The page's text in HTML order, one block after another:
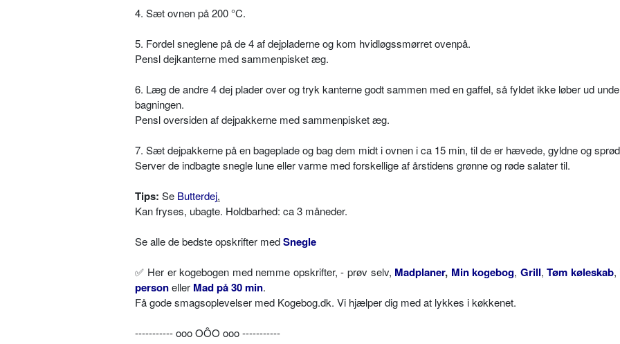
4. Sæt ovnen på 200 °C.
5. Fordel sneglene på de 4 af dejpladerne og kom hvidløgssmørret ovenpå.
Pensl dejkanterne med sammenpisket æg.
6. Læg de andre 4 dej plader over og tryk kanterne godt sammen med en gaffel, så fyldet ikke løber ud
bagningen.
Pensl oversiden af dejpakkerne med sammenpisket æg.
7. Sæt dejpakkerne på en bageplade og bag dem midt i ovnen i ca 15 min, til de er hævede, gyldne og
Server de indbagte snegle lune eller varme med forskellige af årstidens grønne og røde salater til.
Tips: Se Butterdej.
Kan fryses, ubagte. Holdbarhed: ca 3 måneder.
Se alle de bedste opskrifter medSnegle
✅ Her er kogebogen med nemme opskrifter, - prøv selv, Madplaner, Min kogebog, Grill,Tøm køleskab,
personeller Mad på 30 min.
Få gode smagsoplevelser med Kogebog.dk. Vi hjælper dig med at lykkes i køkkenet.
----------- ooo OÔO ooo -----------